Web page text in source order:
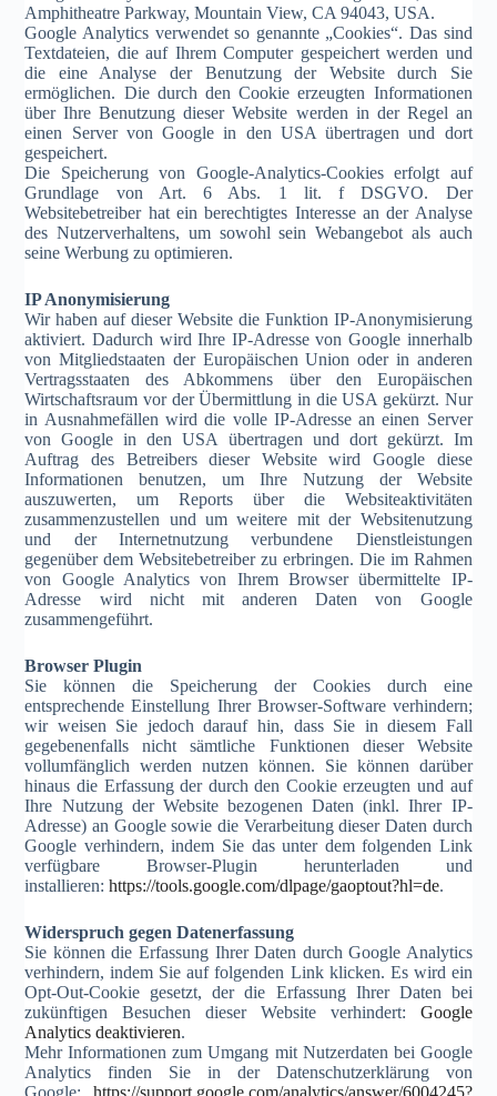
Amphitheatre Parkway, Mountain View, CA 94043, USA.
Google Analytics verwendet so genannte „Cookies“. Das sind
Textdateien, die auf Ihrem Computer gespeichert werden und
die eine Analyse der Benutzung der Website durch Sie
ermöglichen. Die durch den Cookie erzeugten Informationen
über Ihre Benutzung dieser Website werden in der Regel an
einen Server von Google in den USA übertragen und dort
gespeichert.
Die Speicherung von Google-Analytics-Cookies erfolgt auf
Grundlage von Art. 6 Abs. 1 lit. f DSGVO. Der
Websitebetreiber hat ein berechtigtes Interesse an der Analyse
des Nutzerverhaltens, um sowohl sein Webangebot als auch
seine Werbung zu optimieren.
IP Anonymisierung
Wir haben auf dieser Website die Funktion IP-Anonymisierung
aktiviert. Dadurch wird Ihre IP-Adresse von Google innerhalb
von Mitgliedstaaten der Europäischen Union oder in anderen
Vertragsstaaten des Abkommens über den Europäischen
Wirtschaftsraum vor der Übermittlung in die USA gekürzt. Nur
in Ausnahmefällen wird die volle IP-Adresse an einen Server
von Google in den USA übertragen und dort gekürzt. Im
Auftrag des Betreibers dieser Website wird Google diese
Informationen benutzen, um Ihre Nutzung der Website
auszuwerten, um Reports über die Websiteaktivitäten
zusammenzustellen und um weitere mit der Websitenutzung
und der Internetnutzung verbundene Dienstleistungen
gegenüber dem Websitebetreiber zu erbringen. Die im Rahmen
von Google Analytics von Ihrem Browser übermittelte IP-
Adresse wird nicht mit anderen Daten von Google
zusammengeführt.
Browser Plugin
Sie können die Speicherung der Cookies durch eine
entsprechende Einstellung Ihrer Browser-Software verhindern;
wir weisen Sie jedoch darauf hin, dass Sie in diesem Fall
gegebenenfalls nicht sämtliche Funktionen dieser Website
vollumfänglich werden nutzen können. Sie können darüber
hinaus die Erfassung der durch den Cookie erzeugten und auf
Ihre Nutzung der Website bezogenen Daten (inkl. Ihrer IP-
Adresse) an Google sowie die Verarbeitung dieser Daten durch
Google verhindern, indem Sie das unter dem folgenden Link
verfügbare Browser-Plugin herunterladen und
installieren:https://tools.google.com/dlpage/gaoptout?hl=de.
Widerspruch gegen Datenerfassung
Sie können die Erfassung Ihrer Daten durch Google Analytics
verhindern, indem Sie auf folgenden Link klicken. Es wird ein
Opt-Out-Cookie gesetzt, der die Erfassung Ihrer Daten bei
zukünftigen Besuchen dieser Website verhindert: Google
Analytics deaktivieren.
Mehr Informationen zum Umgang mit Nutzerdaten bei Google
Analytics finden Sie in der Datenschutzerklärung von